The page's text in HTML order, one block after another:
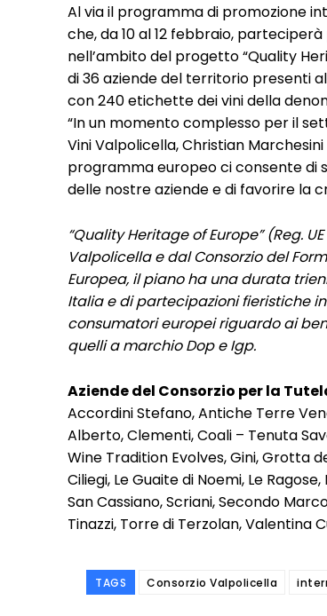
Al via il programma di promozione
che, da 10 al 12 febbraio,
nell’ambito del progetto “Quality
di 36 aziende del territorio presenti
con 240 etichette dei vini della
“In un momento complesso per il
Vini Valpolicella, Christian
programma europeo ci consente di
delle nostre aziende e di favorire la
“Quality Heritage of Europe” (Reg.
Valpolicella e dal Consorzio del
Europea, il piano ha una durata
Italia e di partecipazioni fieristiche
consumatori europei riguardo ai
quelli a marchio Dop e Igp.
Aziende del Consorzio per la
Accordini Stefano, Antiche Terre
Alberto, Clementi, Coali – Tenuta
Wine Tradition Evolves, Gini, Grotta
Ciliegi, Le Guaite di Noemi, Le
San Cassiano, Scriani, Secondo
Tinazzi, Torre di Terzolan, Valentina
TAGS Consorzio Valpolicella